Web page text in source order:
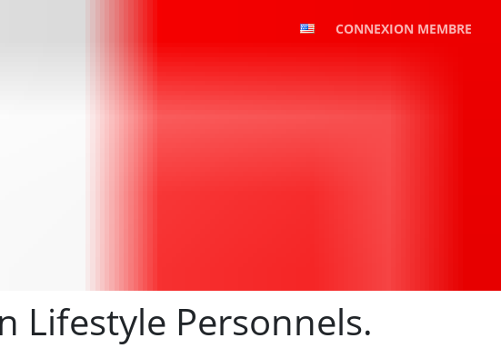
CONNEXION MEMBRE
Lifestyle Personnels.